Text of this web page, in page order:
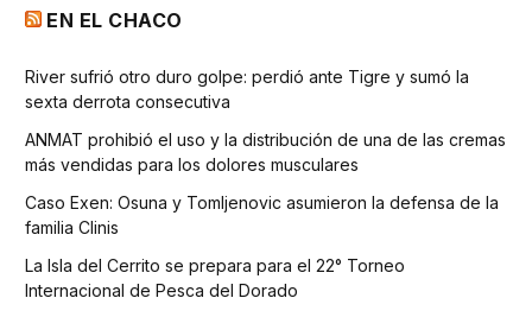
EN EL CHACO
River sufrió otro duro golpe: perdió ante Tigre y sumó la
sexta derrota consecutiva
ANMAT prohibió el uso y la distribución de una de las cremas
más vendidas para los dolores musculares
Caso Exen: Osuna y Tomljenovic asumieron la defensa de la
familia Clinis
La Isla del Cerrito se prepara para el 22° Torneo
Internacional de Pesca del Dorado